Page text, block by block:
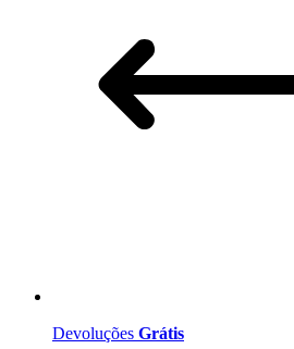
Devoluções Grátis